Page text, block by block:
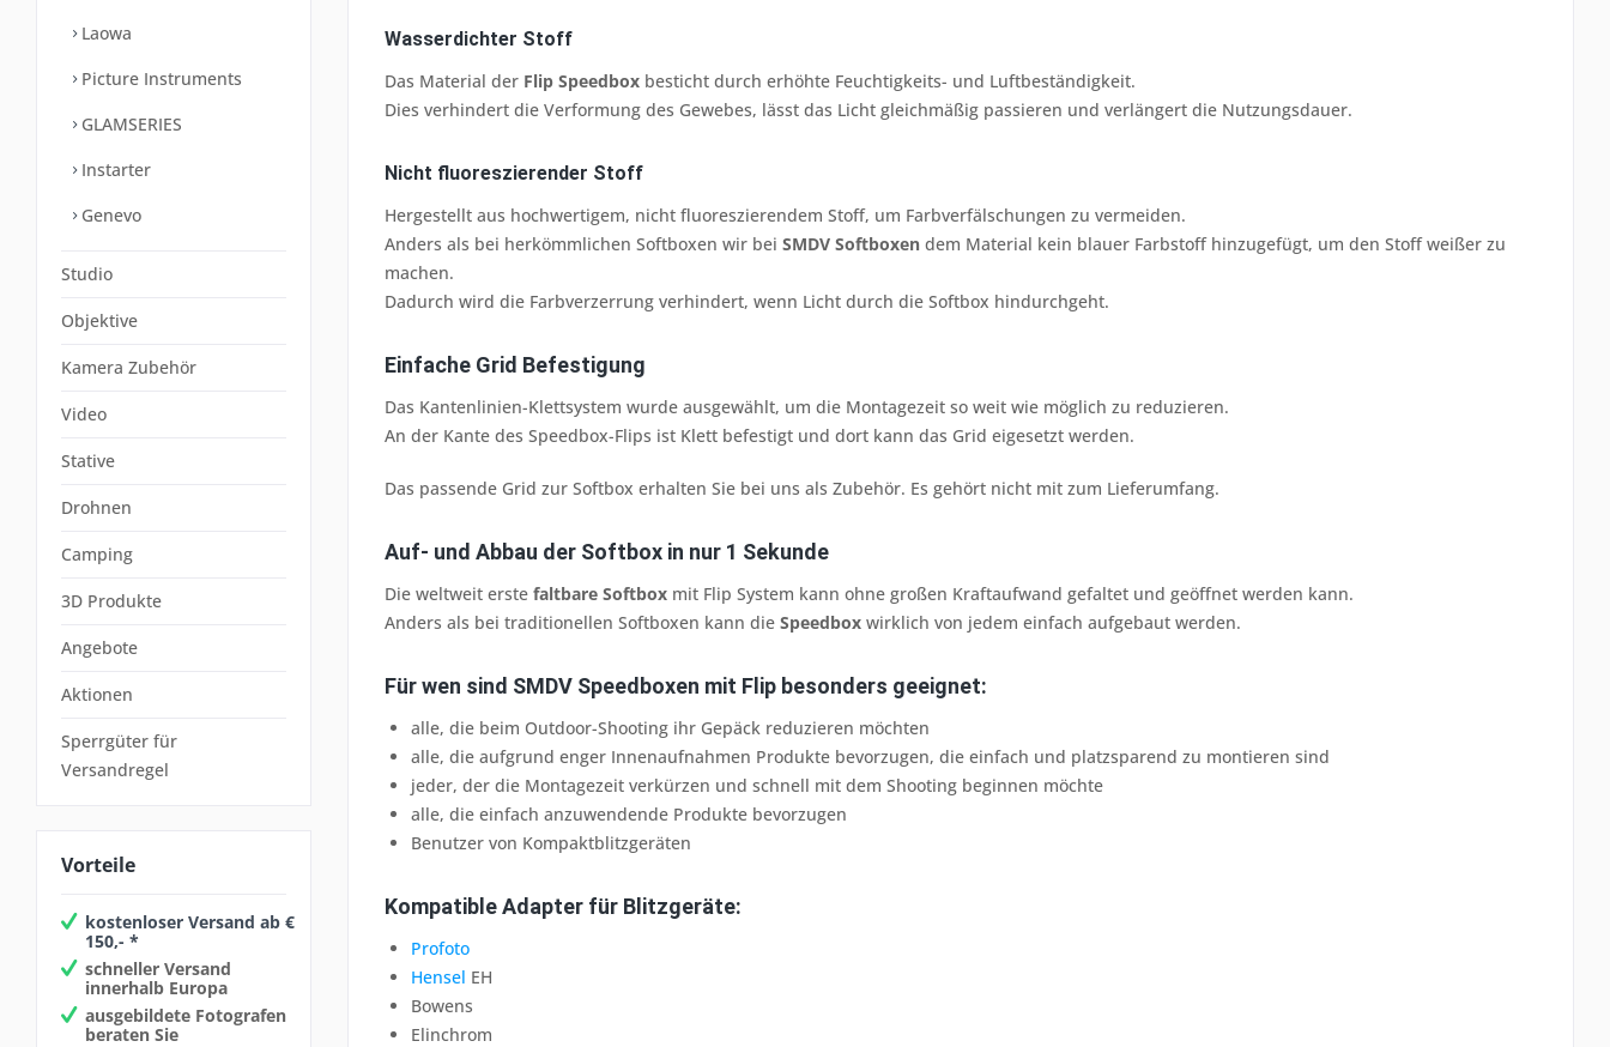
Laowa
Picture Instruments
GLAMSERIES
Instarter
Genevo
Studio
Objektive
Kamera Zubehör
Video
Stative
Drohnen
Camping
3D Produkte
Angebote
Aktionen
Sperrgüter für
Versandregel
Vorteile
kostenloser Versand ab €
150,- *
schneller Versand
innerhalb Europa
ausgebildete Fotografen
beraten Sie
Wasserdichter Stoff
Das Material der Flip Speedbox besticht durch erhöhte Feuchtigkeits- und Luftbeständigkeit.
Dies verhindert die Verformung des Gewebes, lässt das Licht gleichmäßig passieren und verlängert die Nutzungsdauer.
Nicht fluoreszierender Stoff
Hergestellt aus hochwertigem, nicht fluoreszierendem Stoff, um Farbverfälschungen zu vermeiden.
Anders als bei herkömmlichen Softboxen wir bei SMDV Softboxen dem Material kein blauer Farbstoff hinzugefügt, um den Stoff weißer zu
machen.
Dadurch wird die Farbverzerrung verhindert, wenn Licht durch die Softbox hindurchgeht.
Einfache Grid Befestigung
Das Kantenlinien-Klettsystem wurde ausgewählt, um die Montagezeit so weit wie möglich zu reduzieren.
An der Kante des Speedbox-Flips ist Klett befestigt und dort kann das Grid eigesetzt werden.
Das passende Grid zur Softbox erhalten Sie bei uns als Zubehör. Es gehört nicht mit zum Lieferumfang.
Auf- und Abbau der Softbox in nur 1 Sekunde
Die weltweit erste faltbare Softbox mit Flip System kann ohne großen Kraftaufwand gefaltet und geöffnet werden kann.
Anders als bei traditionellen Softboxen kann die Speedbox wirklich von jedem einfach aufgebaut werden.
Für wen sind SMDV Speedboxen mit Flip besonders geeignet:
alle, die beim Outdoor-Shooting ihr Gepäck reduzieren möchten
alle, die aufgrund enger Innenaufnahmen Produkte bevorzugen, die einfach und platzsparend zu montieren sind
jeder, der die Montagezeit verkürzen und schnell mit dem Shooting beginnen möchte
alle, die einfach anzuwendende Produkte bevorzugen
Benutzer von Kompaktblitzgeräten
Kompatible Adapter für Blitzgeräte:
Profoto
Hensel EH
Bowens
Elinchrom